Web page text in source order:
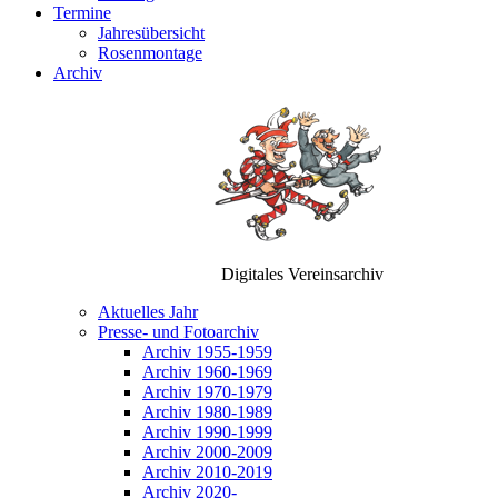
Termine
Jahresübersicht
Rosenmontage
Archiv
Digitales Vereinsarchiv
Aktuelles Jahr
Presse- und Fotoarchiv
Archiv 1955-1959
Archiv 1960-1969
Archiv 1970-1979
Archiv 1980-1989
Archiv 1990-1999
Archiv 2000-2009
Archiv 2010-2019
Archiv 2020-